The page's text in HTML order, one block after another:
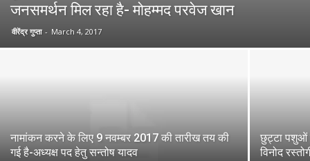
जनसमर्थन मिल रहा है- मोहम्मद परवेज खान
वीरेंद्र गुप्ता - March 4, 2017
नामांकन करने के लिए 9 नवम्बर 2017 की तारीख तय की
गई है-अध्यक्ष पद हेतु सन्तोष यादव
छुट्टा पशुओं
विनोद